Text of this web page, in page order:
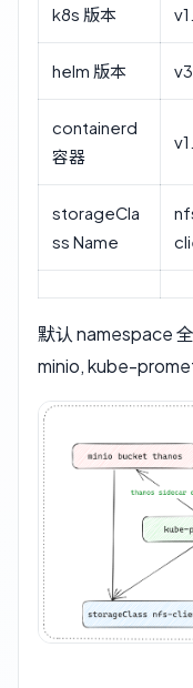
k8s 版本
helm 版本
containerd
容器
storageCla
ss Name
默认 namespace
minio, kube-